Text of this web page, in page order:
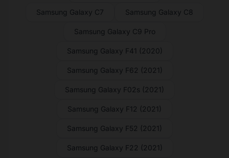
Samsung Galaxy C7 Samsung Galaxy C8
Samsung Galaxy C9 Pro
Samsung Galaxy F41 (2020)
Samsung Galaxy F62 (2021)
Samsung Galaxy F02s (2021)
Samsung Galaxy F12 (2021)
Samsung Galaxy F52 (2021)
Samsung Galaxy F22 (2021)